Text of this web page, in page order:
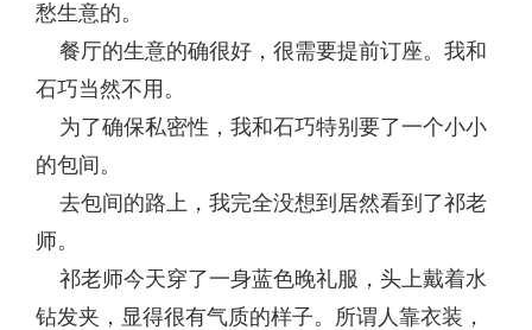
愁生意的。
餐厅的生意的确很好，很需要提前订座。我和
石巧当然不用。
为了确保私密性，我和石巧特别要了一个小小
的包间。
去包间的路上，我完全没想到居然看到了祁老
师。
祁老师今天穿了一身蓝色晚礼服，头上戴着水
钻发夹，显得很有气质的样子。所谓人靠衣装，